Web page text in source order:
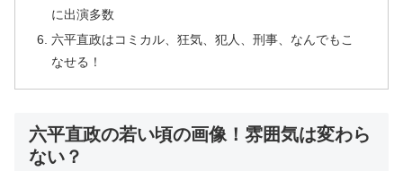
に出演多数
六平直政はコミカル、狂気、犯人、刑事、なんでもこ
なせる！
六平直政の若い頃の画像！雰囲気は変わら
ない？